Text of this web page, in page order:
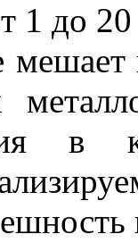
1 до
в